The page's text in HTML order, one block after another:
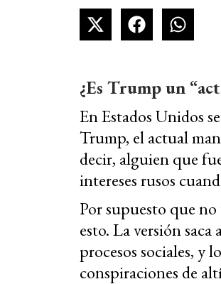
¿Es Trump un
En Estados Unidos
Trump, el actual
decir, alguien que
intereses rusos
Por supuesto que
esto. La versión
procesos sociales, y
conspiraciones de